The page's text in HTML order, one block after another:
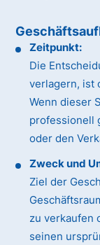
Zeitpunkt:
Die
verlagern, ist
Wenn dieser
professionell
oder den
Zweck und
Ziel der
zu verkaufen
seinen